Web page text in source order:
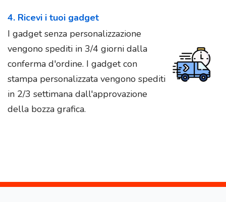
4. Ricevi i tuoi gadget
I gadget senza personalizzazione
vengono spediti in 3/4 giorni dalla
conferma d'ordine. I gadget con
stampa personalizzata vengono spediti
in 2/3 settimana dall'approvazione
della bozza grafica.